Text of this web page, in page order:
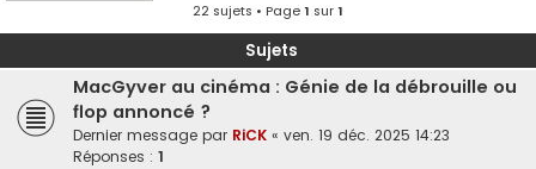
22 sujets • Page1 sur1
Sujets
MacGyver au cinéma : Génie de la débrouille ou
flop annoncé ?
Dernier message par RiCK « ven. 19 déc. 2025 14:23
Réponses : 1